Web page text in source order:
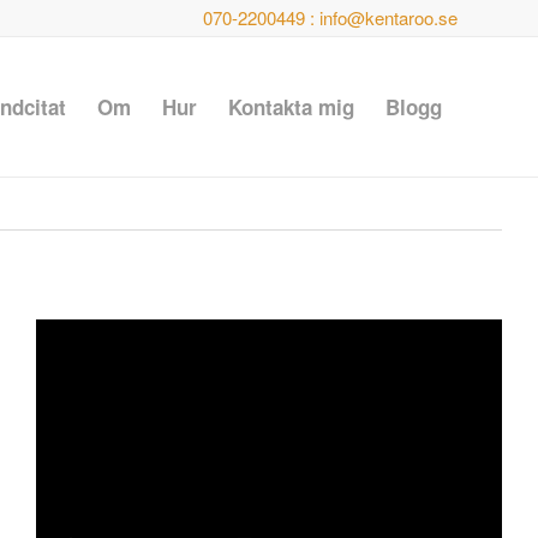
070-2200449 : info@kentaroo.se
Om Hur Kontakta mig Blogg